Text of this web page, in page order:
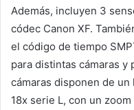
Además, incluyen 3
códec Canon XF.
el código de tiempo
para distintas cámaras y
cámaras disponen de
18x serie L, con un